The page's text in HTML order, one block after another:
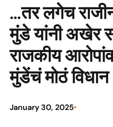
…तर लगेच
मुंडे यांनी अखेर
राजकीय
मुंडेंचं मोठं विधान
January 30, 2025•